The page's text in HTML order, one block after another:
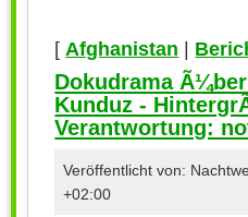
[Afghanistan
Dokudrama
Kunduz -
Verantwortung:
Veröffentlicht von:
+02:00